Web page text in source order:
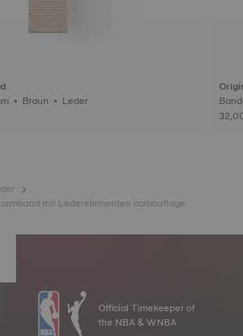
Bandanstoßbreite 22 mm • Braun • Leder
mit Lederelementen camouflage
Official Timekeeper of
the NBA & WNBA